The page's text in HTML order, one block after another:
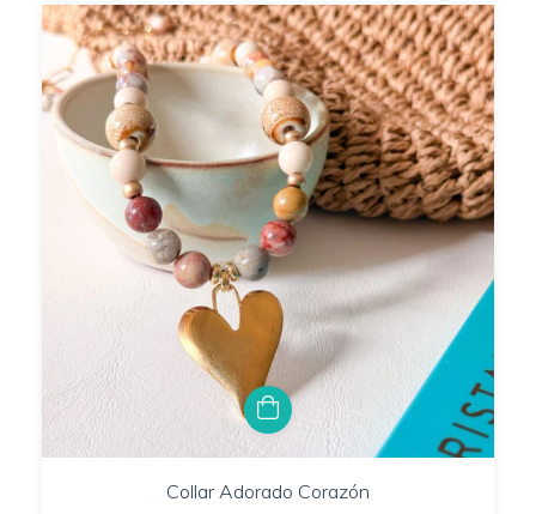
Collar Adorado Corazón